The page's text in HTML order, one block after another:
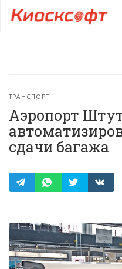
ТРАНСПОРТ
Аэропорт
сдачи багажа